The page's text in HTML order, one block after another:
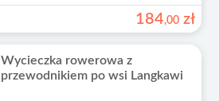
184,00 zł
Wycieczka rowerowa z
przewodnikiem po wsi Langkawi